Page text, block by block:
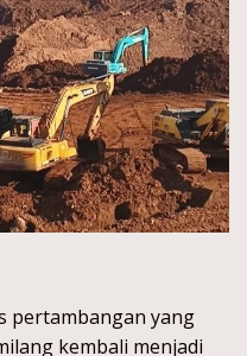
pertambangan yang
kembali menjadi